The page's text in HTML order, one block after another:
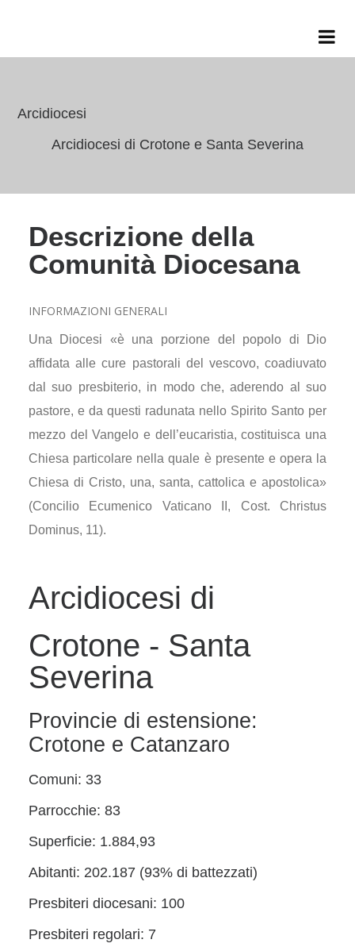
Arcidiocesi
Arcidiocesi di Crotone e Santa Severina
Descrizione della
Comunità Diocesana
INFORMAZIONI GENERALI
Una Diocesi «è una porzione del popolo di Dio
affidata alle cure pastorali del vescovo, coadiuvato
dal suo presbiterio, in modo che, aderendo al suo
pastore, e da questi radunata nello Spirito Santo per
mezzo del Vangelo e dell’eucaristia, costituisca una
Chiesa particolare nella quale è presente e opera la
Chiesa di Cristo, una, santa, cattolica e apostolica»
(Concilio Ecumenico Vaticano II, Cost. Christus
Dominus, 11).
Arcidiocesi di
Crotone - Santa
Severina
Provincie di estensione:
Crotone e Catanzaro
Comuni: 33
Parrocchie: 83
Superficie: 1.884,93
Abitanti: 202.187 (93% di battezzati)
Presbiteri diocesani: 100
Presbiteri regolari: 7